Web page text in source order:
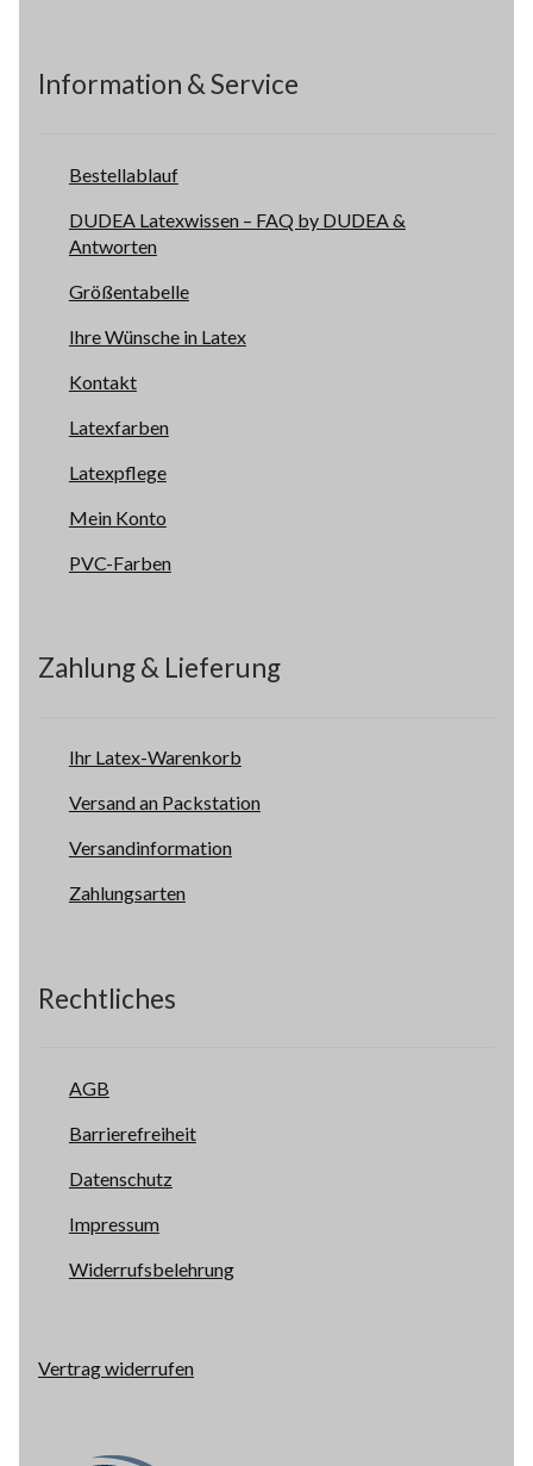
Information & Service
Bestellablauf
DUDEA Latexwissen – FAQ by DUDEA &
Antworten
Größentabelle
Ihre Wünsche in Latex
Kontakt
Latexfarben
Latexpflege
Mein Konto
PVC-Farben
Zahlung & Lieferung
Ihr Latex-Warenkorb
Versand an Packstation
Versandinformation
Zahlungsarten
Rechtliches
AGB
Barrierefreiheit
Datenschutz
Impressum
Widerrufsbelehrung
Vertrag widerrufen